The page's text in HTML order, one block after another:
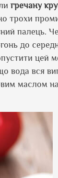
гречану
трохи
палець.
до
цей
вода вся
маслом